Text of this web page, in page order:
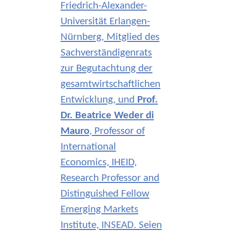
Friedrich-Alexander-
Universität Erlangen-
Nürnberg, Mitglied des
Sachverständigenrats
zur Begutachtung der
gesamtwirtschaftlichen
Entwicklung, und Prof.
Dr. Beatrice Weder di
Mauro, Professor of
International
Economics, IHEID,
Research Professor and
Distinguished Fellow
Emerging Markets
Institute, INSEAD. Seien